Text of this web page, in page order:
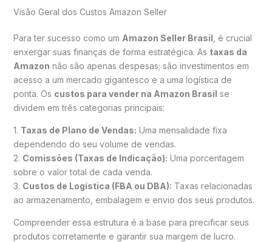
Visão Geral dos Custos Amazon Seller
Para ter sucesso como um Amazon Seller Brasil , é crucial
enxergar suas finanças de forma estratégica. As taxas da
Amazon não são apenas despesas; são investimentos em
acesso a um mercado gigantesco e a uma logística de
ponta. Os custos para vender na Amazon Brasil se
dividem em três categorias principais:
1. Taxas de Plano de Vendas: Uma mensalidade fixa
dependendo do seu volume de vendas.
2. Comissões (Taxas de Indicação): Uma porcentagem
sobre o valor total de cada venda.
3. Custos de Logística (FBA ou DBA): Taxas relacionadas
ao armazenamento, embalagem e envio dos seus produtos.
Compreender essa estrutura é a base para precificar seus
produtos corretamente e garantir sua margem de lucro.